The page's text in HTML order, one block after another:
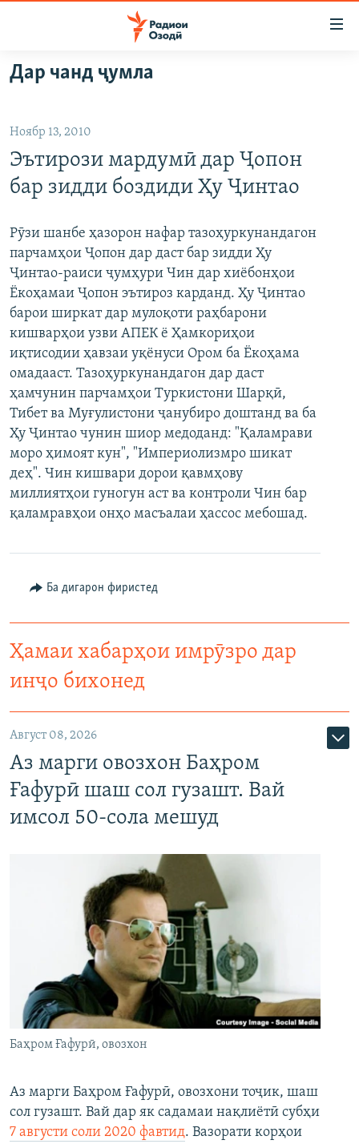
Ҷаҳиш
ба
аслӣ
Ҷаҳиш
ба
феҳристи
Ҷаҳиш
ҷустор
ГӮШАҲО
ҶОМЕА
ҚАЗИЯИ "КРОКУС"
ОСИЁИ МАРКАЗӢ
ФАРҲАНГ
МЕҲМОНИ ОЗОДӢ
ВАРЗИШ
РӮЗГОРИ МУҲОҶИР
САЛОМ, ХОҲАР
ТАҲҚИҚОТ
ҶАНГ ДАР УКРАИНА
НАЗАРИ МАРДУМ
БЛОГИСТОН
ОЗОДӢ ОНЛАЙН
ЧАНДРАСОНАӢ
ВИДЕО
НИГОРИСТОН
ГУЗОРИШҲОИ РАДИОӢ
РӮЙХАТҲО
КИТОБҲОИ ОЗОДӢ
Русский
ПАЙГИРӢ КУНЕД
Дар чанд ҷумла
Ноябр 13, 2010
Эътирози мардумӣ дар Ҷопон
бар зидди боздиди Ҳу Ҷинтао
Рӯзи шанбе ҳазорон нафар тазоҳуркунандагон
парчамҳои Ҷопон дар даст бар зидди Ҳу
Ҷинтао-раиси ҷумҳури Чин дар хиёбонҳои
Ёкоҳамаи Ҷопон эътироз карданд. Ҳу Ҷинтао
барои ширкат дар мулоқоти раҳбарони
кишварҳои узви АПЕК ё Ҳамкориҳои
иқтисодии ҳавзаи уқёнуси Ором ба Ёкоҳама
омадааст. Тазоҳуркунандагон дар даст
ҳамчунин парчамҳои Туркистони Шарқӣ,
Тибет ва Муғулистони ҷанубиро доштанд ва ба
Ҳу Ҷинтао чунин шиор медоданд: "Қаламрави
моро ҳимоят кун", "Империолизмро шикат
деҳ". Чин кишвари дорои қавмҳову
миллиятҳои гуногун аст ва контроли Чин бар
қаламравҳои онҳо масъалаи ҳассос мебошад.
Ба дигарон фиристед
Ҳамаи хабарҳои имрӯзро дар
инҷо бихонед
Август 08, 2026
Аз марги овозхон Баҳром
Ғафурӣ шаш сол гузашт. Вай
имсол 50-сола мешуд
Баҳром Ғафурӣ, овозхон
Аз марги Баҳром Ғафурӣ, овозхони тоҷик, шаш
сол гузашт. Вай дар як садамаи нақлиётӣ субҳи
7 августи соли 2020 фавтид. Вазорати корҳои